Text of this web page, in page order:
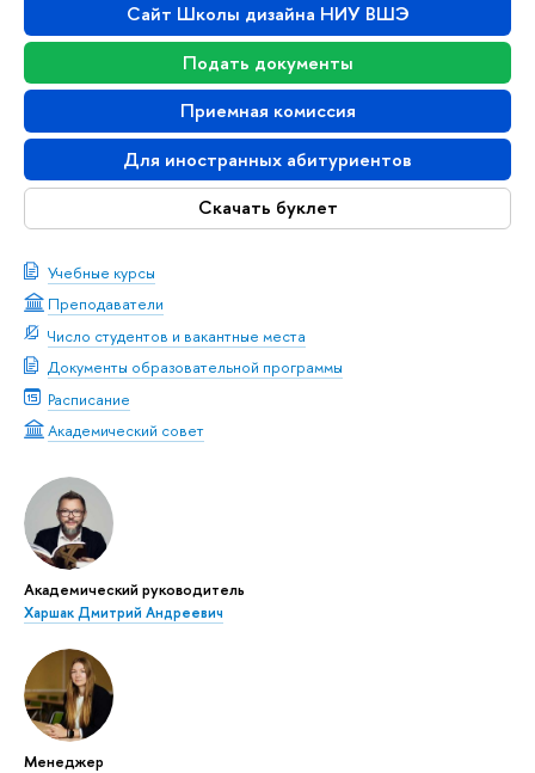
Сайт Школы дизайна НИУ ВШЭ
Подать документы
Приемная комиссия
Для иностранных абитуриентов
Скачать буклет
Учебные курсы
Преподаватели
Число студентов и вакантные места
Документы образовательной программы
Расписание
Академический совет
Академический руководитель
Харшак Дмитрий Андреевич
Менеджер